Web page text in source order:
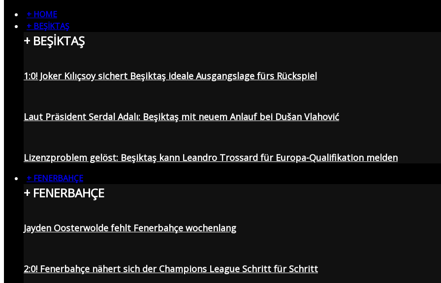
+ HOME
+ BEŞİKTAŞ
+ BEŞİKTAŞ
1:0! Joker Kılıçsoy sichert Beşiktaş ideale Ausgangslage fürs Rückspiel
Laut Präsident Serdal Adalı: Beşiktaş mit neuem Anlauf bei Dušan Vlahović
Lizenzproblem gelöst: Beşiktaş kann Leandro Trossard für Europa-Qualifikation melden
+ FENERBAHÇE
+ FENERBAHÇE
Jayden Oosterwolde fehlt Fenerbahçe wochenlang
2:0! Fenerbahçe nähert sich der Champions League Schritt für Schritt